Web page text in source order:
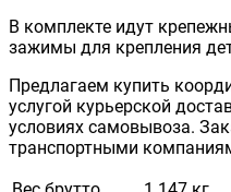
В комплекте идут
зажимы для крепления
Предлагаем купить
услугой курьерской
условиях самовывоза.
транспортными